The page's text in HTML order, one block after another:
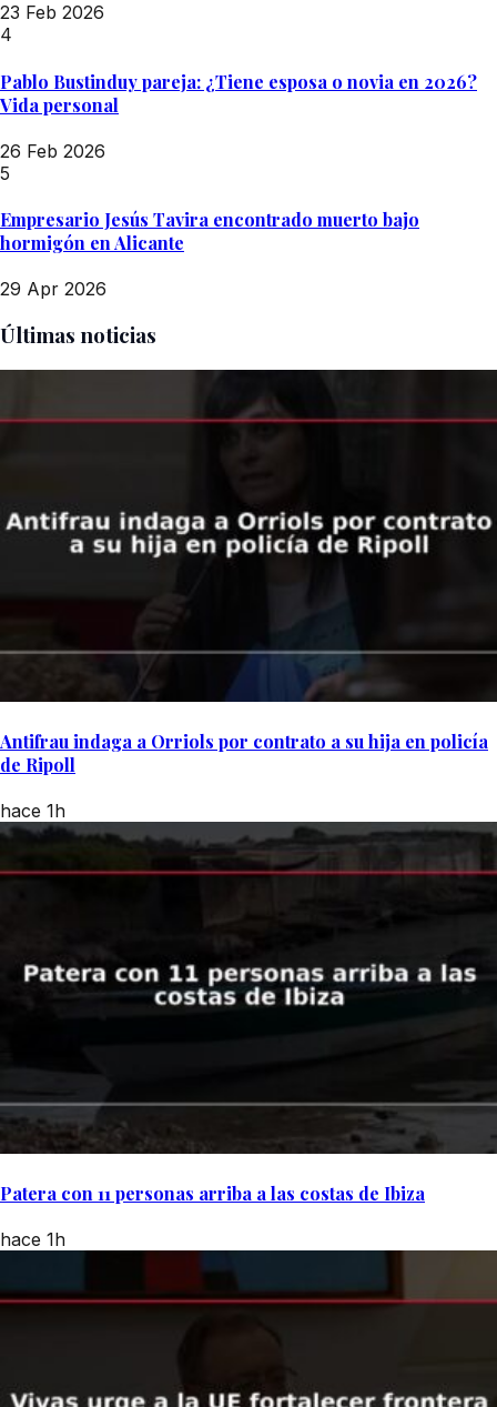
23 Feb 2026
4
Pablo Bustinduy pareja: ¿Tiene esposa o novia en 2026?
Vida personal
26 Feb 2026
5
Empresario Jesús Tavira encontrado muerto bajo
hormigón en Alicante
29 Apr 2026
Últimas noticias
Antifrau indaga a Orriols por contrato a su hija en policía
de Ripoll
hace 1h
Patera con 11 personas arriba a las costas de Ibiza
hace 1h